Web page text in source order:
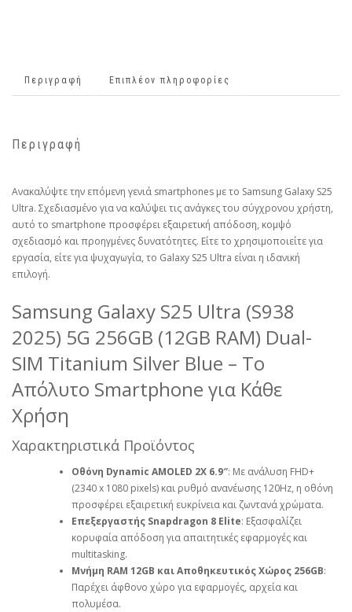
Περιγραφή Επιπλέον πληροφορίες
Περιγραφή
Ανακαλύψτε την επόμενη γενιά smartphones με το Samsung Galaxy S25
Ultra. Σχεδιασμένο για να καλύψει τις ανάγκες του σύγχρονου χρήστη,
αυτό το smartphone προσφέρει εξαιρετική απόδοση, κομψό
σχεδιασμό και προηγμένες δυνατότητες. Είτε το χρησιμοποιείτε για
εργασία, είτε για ψυχαγωγία, το Galaxy S25 Ultra είναι η ιδανική
επιλογή.
Samsung Galaxy S25 Ultra (S938
2025) 5G 256GB (12GB RAM) Dual-
SIM Titanium Silver Blue – Το
Απόλυτο Smartphone για Κάθε
Χρήση
Χαρακτηριστικά Προϊόντος
Οθόνη Dynamic AMOLED 2X 6.9″: Με ανάλυση FHD+
(2340 x 1080 pixels) και ρυθμό ανανέωσης 120Hz, η οθόνη
προσφέρει εξαιρετική ευκρίνεια και ζωντανά χρώματα.
Επεξεργαστής Snapdragon 8 Elite: Εξασφαλίζει
κορυφαία απόδοση για απαιτητικές εφαρμογές και
multitasking.
Μνήμη RAM 12GB και Αποθηκευτικός Χώρος 256GB:
Παρέχει άφθονο χώρο για εφαρμογές, αρχεία και
πολυμέσα.